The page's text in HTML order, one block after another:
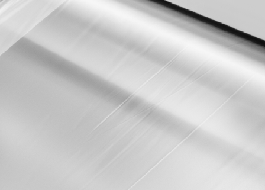
新闻资讯
加入我们